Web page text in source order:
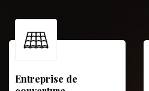
Entreprise de